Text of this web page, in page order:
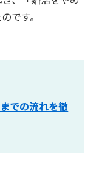
です。
での流れを徹